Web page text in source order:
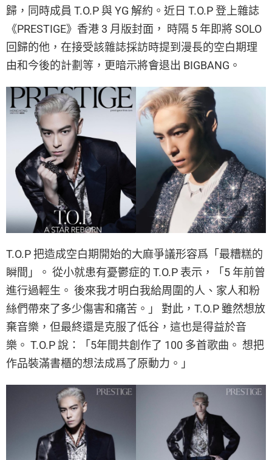
歸，同時成員 T.O.P 與 YG 解約。近日 T.O.P 登上雜誌
《PRESTIGE》香港 3 月版封面， 時隔 5 年即將 SOLO
回歸的他，在接受該雜誌採訪時提到漫長的空白期理
由和今後的計劃等，更暗示將會退出 BIGBANG。
T.O.P 把造成空白期開始的大麻爭議形容爲「最糟糕的
瞬間」。 從小就患有憂鬱症的 T.O.P 表示，「5 年前曾
進行過輕生。 後來我才明白我給周圍的人、家人和粉
絲們帶來了多少傷害和痛苦。」 對此，T.O.P 雖然想放
棄音樂，但最終還是克服了低谷，這也是得益於音
樂。 T.O.P 說：「5年間共創作了 100 多首歌曲。 想把
作品裝滿書櫃的想法成爲了原動力。」